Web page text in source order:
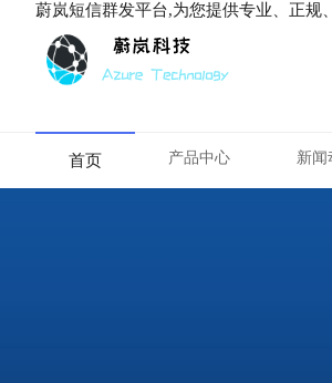
蔚岚短信群发平台,为您提供专业、正规
首页 产品中心 新闻